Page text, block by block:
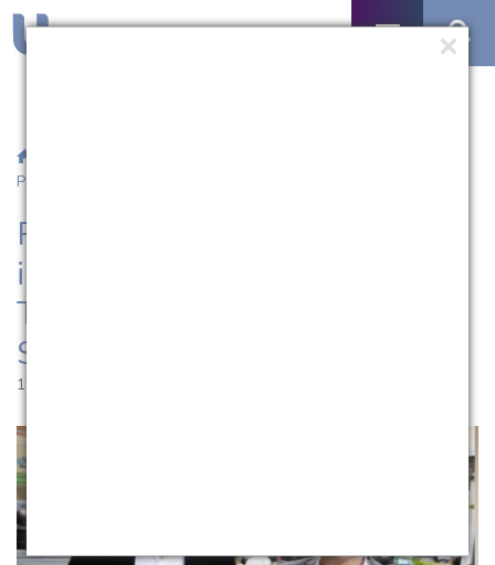
Parque Tecnológico e da APL da Saúde
Representantes da UCPel
integram conselho do Parque
Tecnológico e da APL da
Saúde
17.09.2025 | 14:55